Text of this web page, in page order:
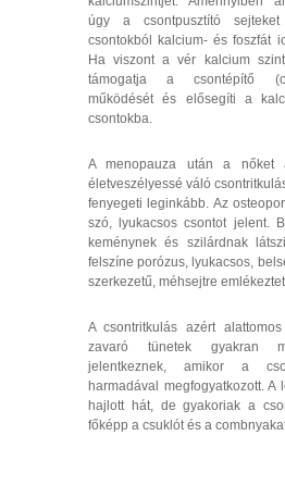
úgy a csontpusztító
csontokból kalcium- és foszfát
Ha viszont a vér kalcium
támogatja a csontépítő
működését és elősegíti a
csontokba.
A menopauza után a nőket
életveszélyessé váló
fenyegeti leginkább. Az
szó, lyukacsos csontot jelent.
keménynek és szilárdnak
felszíne porózus, lyukacsos,
szerkezetű, méhsejtre
A csontritkulás azért
zavaró tünetek gyakran
jelentkeznek, amikor a
harmadával megfogyatkozott. A
hajlott hát, de gyakoriak a
főképp a csuklót és a